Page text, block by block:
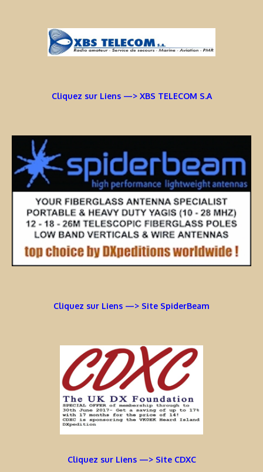
Cliquez sur Liens —> XBS TELECOM S.A
Cliquez sur Liens —> Site SpiderBeam
Cliquez sur Liens —> Site CDXC